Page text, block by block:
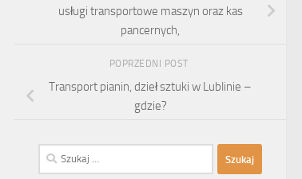
usługi transportowe maszyn oraz kas
pancernych,
POPRZEDNI POST
Transport pianin, dzieł sztuki w Lublinie –
gdzie?
Szukaj: